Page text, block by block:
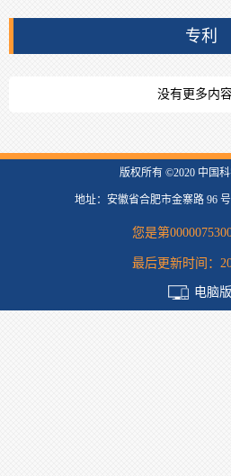
专利
没有更多内
版权所有 ©2020 中国
地址：安徽省合肥市金寨路 96
您是第
最后更新时间：
电脑版